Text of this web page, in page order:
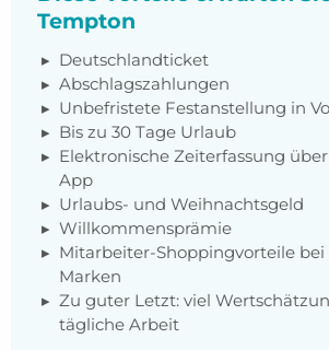
Tempton
Deutschlandticket
Abschlagszahlungen
Unbefristete Festanstellung in
Bis zu 30 Tage Urlaub
Elektronische Zeiterfassung
App
Urlaubs- und Weihnachtsgeld
Willkommensprämie
Mitarbeiter-Shoppingvorteile bei
Marken
Zu guter Letzt: viel
tägliche Arbeit